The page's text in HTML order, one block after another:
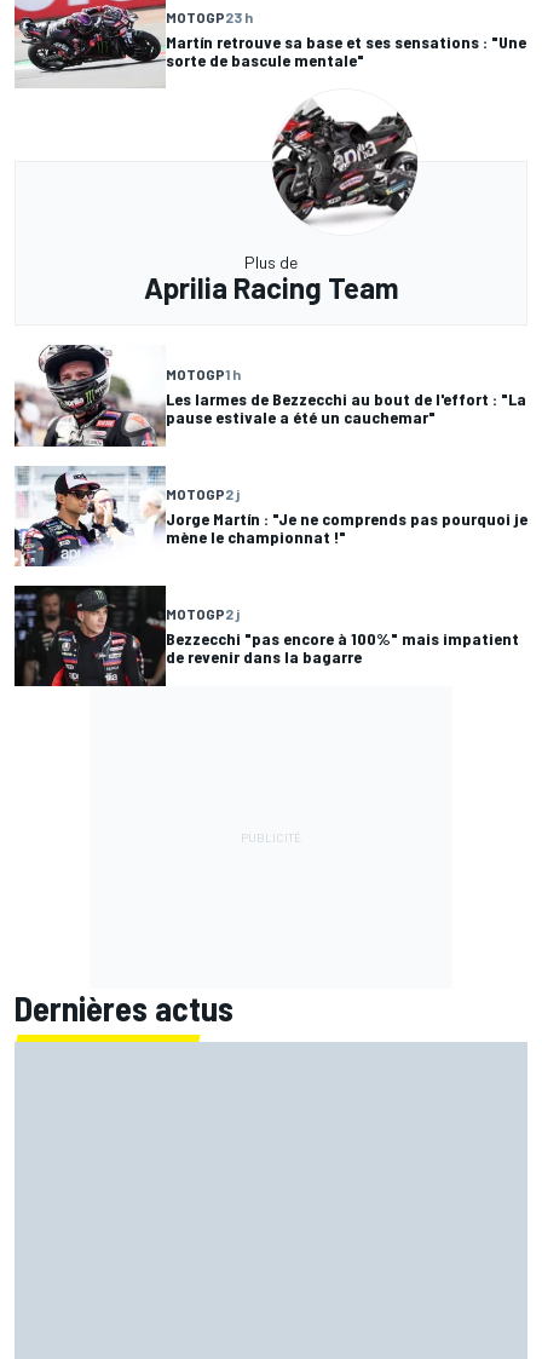
MOTOGP23 h
Martín retrouve sa base et ses sensations : "Une
sorte de bascule mentale"
Plus de
Aprilia Racing Team
MOTOGP1 h
Les larmes de Bezzecchi au bout de l'effort : "La
pause estivale a été un cauchemar"
MOTOGP2 j
Jorge Martín : "Je ne comprends pas pourquoi je
mène le championnat !"
MOTOGP2 j
Bezzecchi "pas encore à 100%" mais impatient
de revenir dans la bagarre
Dernières actus